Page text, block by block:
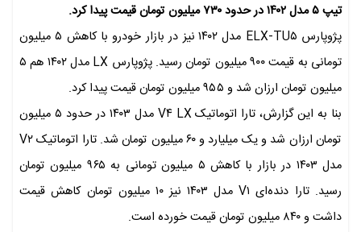
تیپ ۵ مدل ۱۴۰۲ در حدود ۷۳۰ میلیون تومان قیمت پیدا کرد.
پژوپارس ELX-TU۵ مدل ۱۴۰۲ نیز در بازار خودرو با کاهش ۵ میلیون
تومانی به قیمت ۹۰۰ میلیون تومان رسید. پژوپارس LX مدل ۱۴۰۲ هم ۵
میلیون تومان ارزان شد و ۹۵۵ میلیون تومان قیمت پیدا کرد.
بنا به این گزارش، تارا اتوماتیک V۴ LX مدل ۱۴۰۳ در حدود ۵ میلیون
تومان ارزان شد و یک میلیارد و ۶۰ میلیون تومان شد. تارا اتوماتیک V۲
مدل ۱۴۰۳ در بازار با کاهش ۵ میلیون تومانی به ۹۶۵ میلیون تومان
رسید. تارا دنده‌ای V۱ مدل ۱۴۰۳ نیز ۱۰ میلیون تومان کاهش قیمت
داشت و ۸۴۰ میلیون تومان قیمت خورده است.